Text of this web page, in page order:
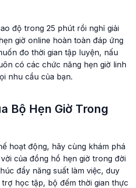
độ trong 25 phút rồi nghỉ giải
giờ online hoàn toàn đáp ứng
đo thời gian tập luyện, nấu
có các chức năng hẹn giờ linh
nhu cầu của bạn.
Bộ Hẹn Giờ Trong
hoạt động, hãy cùng khám phá
của đồng hồ hẹn giờ trong đời
đẩy năng suất làm việc, duy
học tập, bộ đếm thời gian thực